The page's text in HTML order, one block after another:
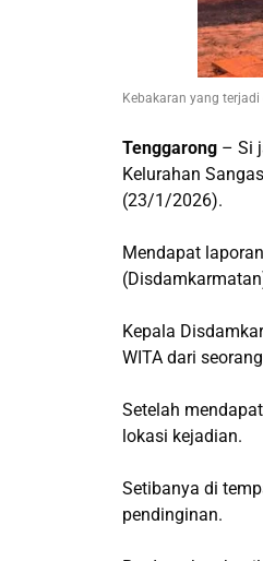
Kebakaran yang
Tenggarong – Si
Kelurahan
(23/1/2026).
Mendapat
Kepala
WITA dari
Setelah
lokasi kejadian.
Setibanya di
pendinginan.